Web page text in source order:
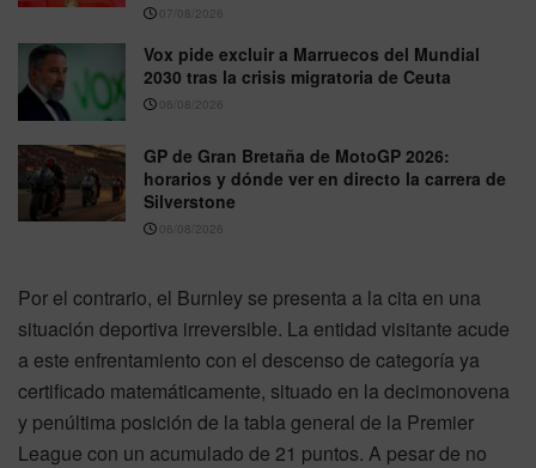
07/08/2026
Vox pide excluir a Marruecos del Mundial
2030 tras la crisis migratoria de Ceuta
06/08/2026
GP de Gran Bretaña de MotoGP 2026:
horarios y dónde ver en directo la carrera de
Silverstone
06/08/2026
Por el contrario, el Burnley se presenta a la cita en una
situación deportiva irreversible. La entidad visitante acude
a este enfrentamiento con el descenso de categoría ya
certificado matemáticamente, situado en la decimonovena
y penúltima posición de la tabla general de la Premier
League con un acumulado de 21 puntos. A pesar de no